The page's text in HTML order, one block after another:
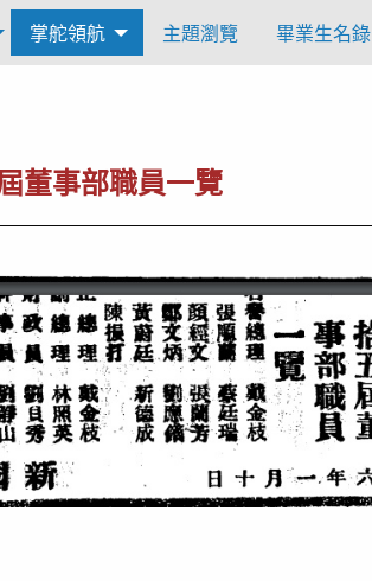
掌舵領航 主題瀏覽 畢業生名錄
董事部職員一覽